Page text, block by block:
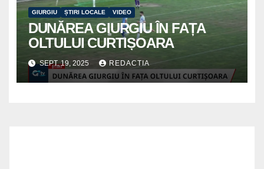
GIURGIU ȘTIRI LOCALE VIDEO
DUNĂREA GIURGIU ÎN FAȚA
OLTULUI CURTIȘOARA
SEPT. 19, 2025 REDACTIA